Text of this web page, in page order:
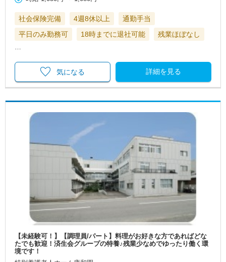
社会保険完備 4週8休以上
通勤手当
平日のみ勤務可
18時までに退社可能 残業ほぼなし
詳細を見る
気になる
【未経験可！】【調理員/パート】料理がお好きな方であればどな
たでも歓迎！済生会グループの特養♪残業少なめでゆったり働く環
境です！